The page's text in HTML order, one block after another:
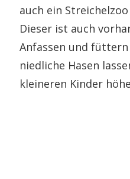
auch ein
Dieser ist auch
Anfassen und
niedliche Hasen
kleineren Kinder